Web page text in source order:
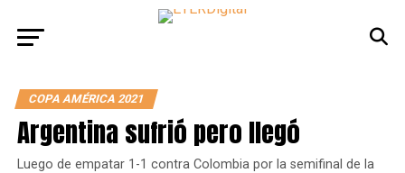
COPA AMÉRICA 2021
Argentina sufrió pero llegó
Luego de empatar 1-1 contra Colombia por la semifinal de la